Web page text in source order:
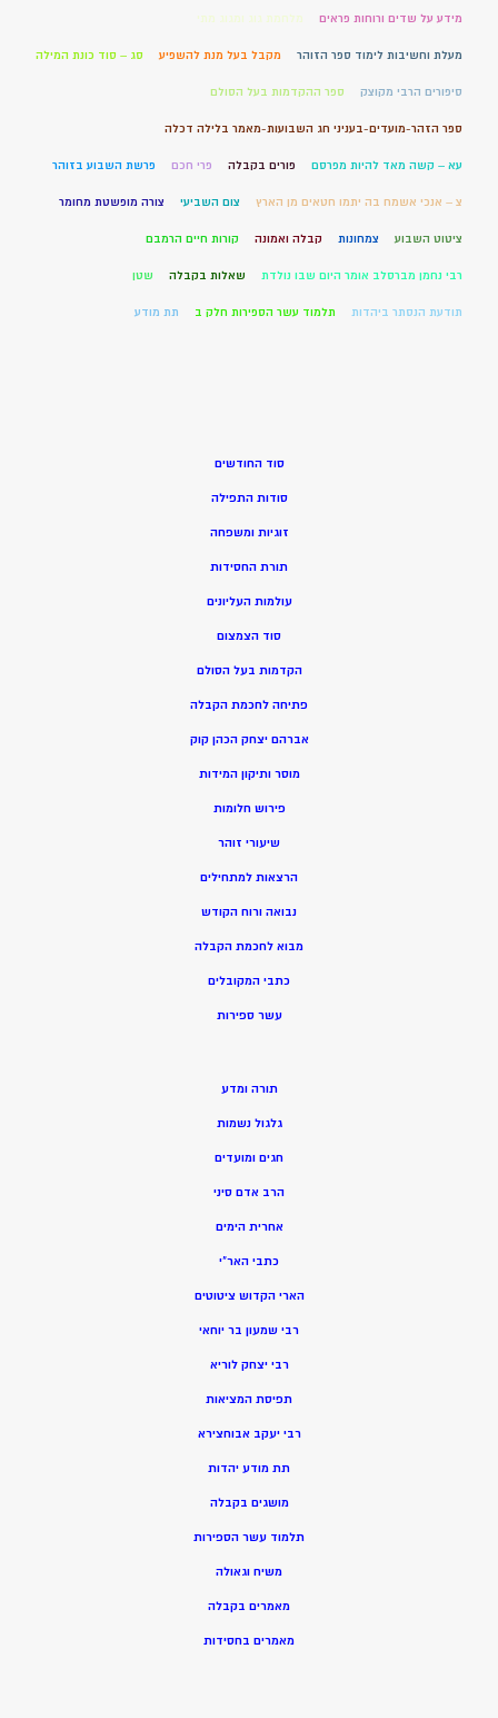
מידע על שדים ורוחות פראים מלחמת גוג ומגוג מתי
מעלת וחשיבות לימוד ספר הזוהר מקבל בעל מנת להשפיע סג – סוד כונת המילה
סיפורים הרבי מקוצק ספר ההקדמות בעל הסולם
ספר הזהר-מועדים-בעניני חג השבועות-מאמר בלילה דכלה
עא – קשה מאד להיות מפרסם פורים בקבלה פרי חכם פרשת השבוע בזוהר
צ – אנכי אשמח בה יתמו חטאים מן הארץ צום השביעי צורה מופשטת מחומר
ציטוט השבוע צמחונות קבלה ואמונה קורות חיים הרמבם
רבי נחמן מברסלב אומר היום שבו נולדת שאלות בקבלה שטן
תודעת הנסתר ביהדות תלמוד עשר הספירות חלק ב תת מודע
סוד החודשים
סודות התפילה
זוגיות ומשפחה
תורת החסידות
עולמות העליונים
סוד הצמצום
הקדמות בעל הסולם
פתיחה לחכמת הקבלה
אברהם יצחק הכהן קוק
מוסר ותיקון המידות
פירוש חלומות
שיעורי זוהר
הרצאות למתחילים
נבואה ורוח הקודש
מבוא לחכמת הקבלה
כתבי המקובלים
עשר ספירות
תורה ומדע
גלגול נשמות
חגים ומועדים
הרב אדם סיני
אחרית הימים
כתבי האר”י
הארי הקדוש ציטוטים
רבי שמעון בר יוחאי
רבי יצחק לוריא
תפיסת המציאות
רבי יעקב אבוחצירא
תת מודע יהדות
מושגים בקבלה
תלמוד עשר הספירות
משיח וגאולה
מאמרים בקבלה
מאמרים בחסידות